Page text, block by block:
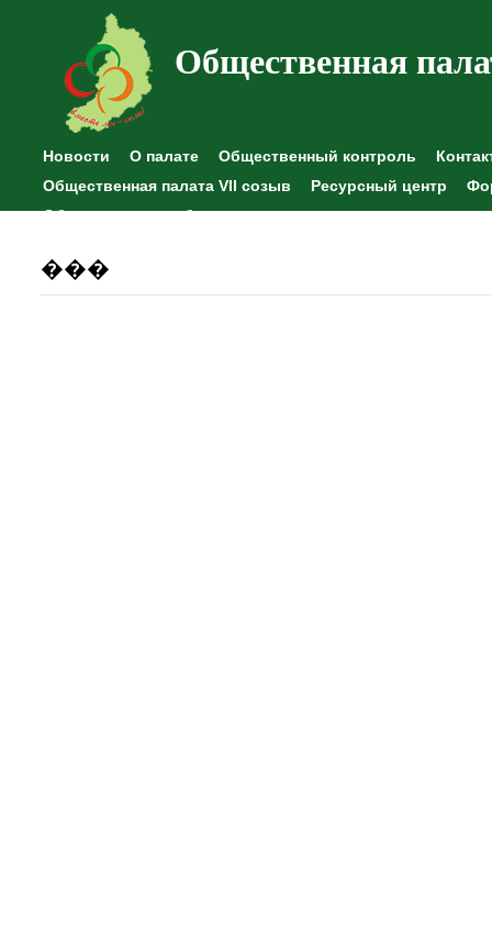
Общественная
Новости О палате Общественный контроль
Общественная палата VII созыв
Ресурсный центр
Общественные наблюдения
���